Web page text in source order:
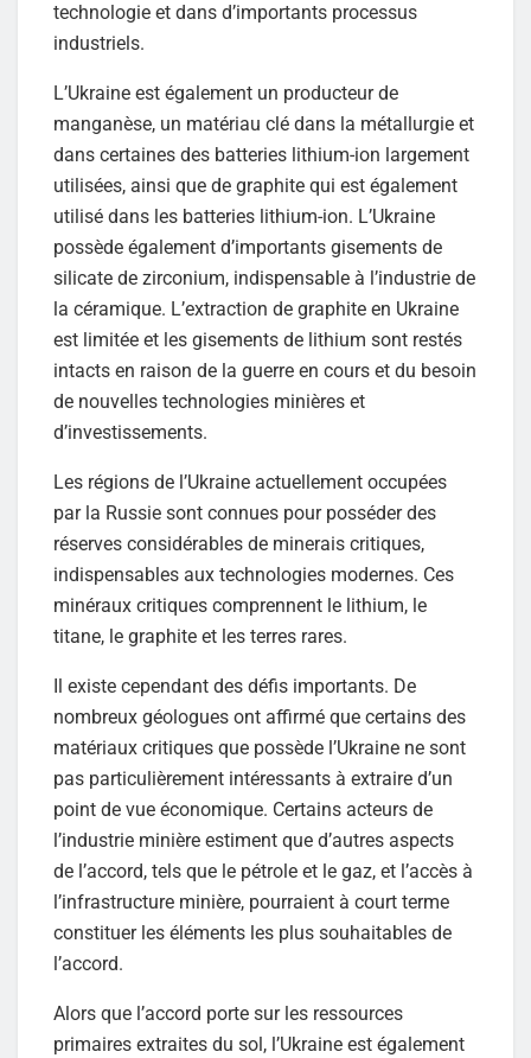
technologie et dans d’importants processus
industriels.
L’Ukraine est également un producteur de
manganèse, un matériau clé dans la métallurgie et
dans certaines des batteries lithium-ion largement
utilisées, ainsi que de graphite qui est également
utilisé dans les batteries lithium-ion. L’Ukraine
possède également d’importants gisements de
silicate de zirconium, indispensable à l’industrie de
la céramique. L’extraction de graphite en Ukraine
est limitée et les gisements de lithium sont restés
intacts en raison de la guerre en cours et du besoin
de nouvelles technologies minières et
d’investissements.
Les régions de l’Ukraine actuellement occupées
par la Russie sont connues pour posséder des
réserves considérables de minerais critiques,
indispensables aux technologies modernes. Ces
minéraux critiques comprennent le lithium, le
titane, le graphite et les terres rares.
Il existe cependant des défis importants. De
nombreux géologues ont affirmé que certains des
matériaux critiques que possède l’Ukraine ne sont
pas particulièrement intéressants à extraire d’un
point de vue économique. Certains acteurs de
l’industrie minière estiment que d’autres aspects
de l’accord, tels que le pétrole et le gaz, et l’accès à
l’infrastructure minière, pourraient à court terme
constituer les éléments les plus souhaitables de
l’accord.
Alors que l’accord porte sur les ressources
primaires extraites du sol, l’Ukraine est également